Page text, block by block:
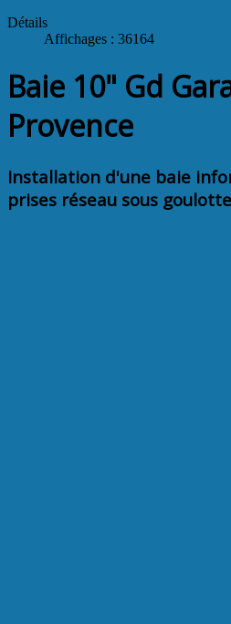
Détails
Affichages : 36164
Baie 10" Gd
Provence
Installation d'une baie
prises réseau sous goulotte